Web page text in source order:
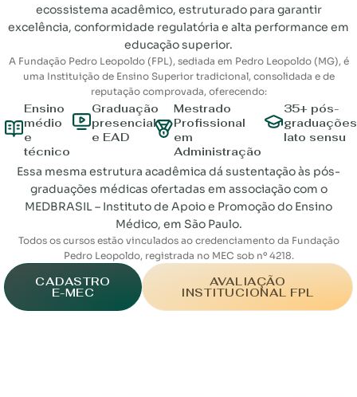
ecossistema acadêmico, estruturado para garantir
excelência, conformidade regulatória e alta performance em
educação superior.
A Fundação Pedro Leopoldo (FPL), sediada em Pedro Leopoldo (MG), é
uma Instituição de Ensino Superior tradicional, consolidada e de
reputação comprovada, oferecendo:
Ensino
médio
e
técnico
Graduação
presencial
e EAD
Mestrado
Profissional
em
Administração
35+ pós-
graduações
lato sensu
Essa mesma estrutura acadêmica dá sustentação às pós-
graduações médicas ofertadas em associação com o
MEDBRASIL – Instituto de Apoio e Promoção do Ensino
Médico, em São Paulo.
Todos os cursos estão vinculados ao credenciamento da Fundação
Pedro Leopoldo, registrada no MEC sob nº 4218.
CADASTRO
E-MEC
AVALIAÇÃO
INSTITUCIONAL FPL